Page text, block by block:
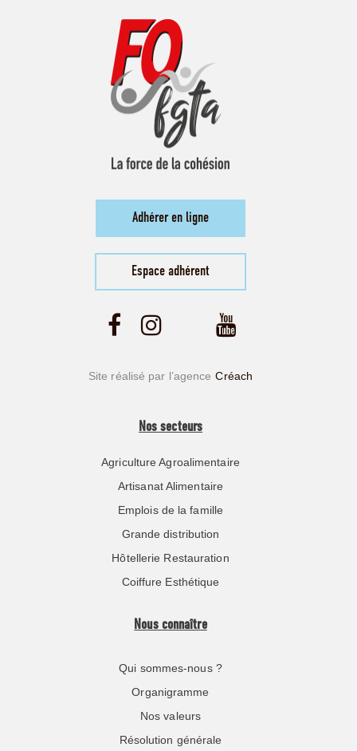
Adhérer en ligne
Espace adhérent
Site réalisé par l’agence Créach
Nos secteurs
Agriculture Agroalimentaire
Artisanat Alimentaire
Emplois de la famille
Grande distribution
Hôtellerie Restauration
Coiffure Esthétique
Nous connaître
Qui sommes-nous ?
Organigramme
Nos valeurs
Résolution générale